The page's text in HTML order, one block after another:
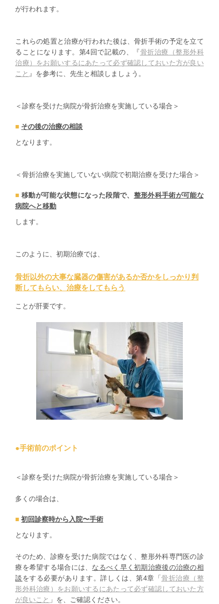
が行われます。
これらの処置と治療が行われた後は、骨折手術の予定を立て
ることになります。第4回で記載の、『骨折治療（整形外科
治療）をお願いするにあたって必ず確認しておいた方が良い
こと 』 を参考に、先生と相談しましょう。
＜診察を受けた病院が骨折治療を実施している場合＞
その後の治療の相談
となります。
＜骨折治療を実施していない病院で初期治療を受けた場合＞
移動が可能な状態になった段階で、 整形外科手術が可能な
病院へと移動
します。
このように、初期治療では、
骨折以外の大事な臓器の傷害があるか否かをしっかり判
断してもらい、治療をしてもらう
ことが肝要です。
●手術前のポイント
＜診察を受けた病院が骨折治療を実施している場合＞
多くの場合は、
初回診察時から入院〜手術
となります。
そのため、診療を受けた病院ではなく、整形外科専門医の診
療を希望する場合には、 なるべく早く初期治療後の治療の相
談をする必要があります。詳しくは、第4章「骨折治療（整
形外科治療）をお願いするにあたって必ず確認しておいた方
が良いこと 」 を、ご確認ください。